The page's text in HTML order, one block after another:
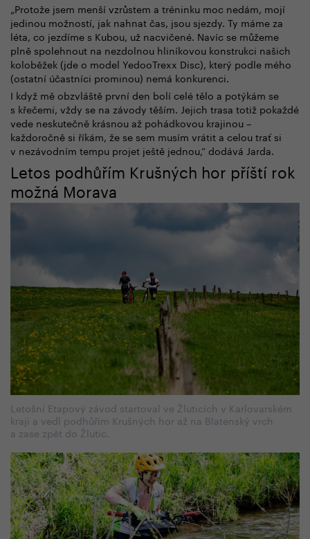
„Protože jsem menší vzrůstem a tréninku moc nedám, mojí
jedinou možností, jak nahnat čas, jsou sjezdy. Ty máme za
léta, co jezdíme s Kubou, už nacvičené. Navíc se můžeme
plně spolehnout na nezdolnou hliníkovou konstrukci našich
koloběžek (jde o model YedooTrexx Disc), který podle mého
(ostatní účastníci prominou) nemá konkurenci.
I když mě obzvláště první den bolí celé tělo a potýkám se
s křečemi, vždy se na závody těším. Jejich trasa totiž pokaždé
vede neskutečně krásnou až pohádkovou krajinou –
každoročně si říkám, že se sem musím vrátit a celou trať si
v nezávodním tempu projet ještě jednou,“ dodává Jarda.
Letos podhůřím Krušných hor příští rok
možná Morava
Letošní Etapový závod startoval ve Žluticích v Karlovarském
kraji a vedl podhůřím Krušných hor až na Blatenský vrch
a zase zpět do Žlutic.